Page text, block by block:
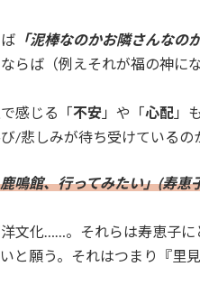
「泥棒なのかお隣さんなの
らば（例えそれが福の神に
感じる「不安 」や「心配 」
/悲しみが待ち受けている
鳴館、行ってみたい」(寿恵
文化……。それらは寿恵子
と願う。それはつまり『里